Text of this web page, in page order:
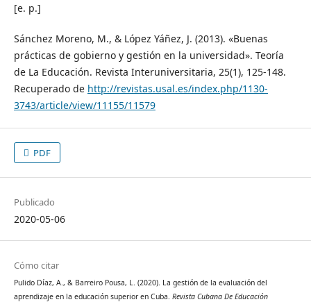
[e. p.]
Sánchez Moreno, M., & López Yáñez, J. (2013). «Buenas
prácticas de gobierno y gestión en la universidad». Teoría
de La Educación. Revista Interuniversitaria, 25(1), 125-148.
Recuperado de http://revistas.usal.es/index.php/1130-
3743/article/view/11155/11579
PDF
Publicado
2020-05-06
Cómo citar
Pulido Díaz, A., & Barreiro Pousa, L. (2020). La gestión de la evaluación del
aprendizaje en la educación superior en Cuba. Revista Cubana De Educación